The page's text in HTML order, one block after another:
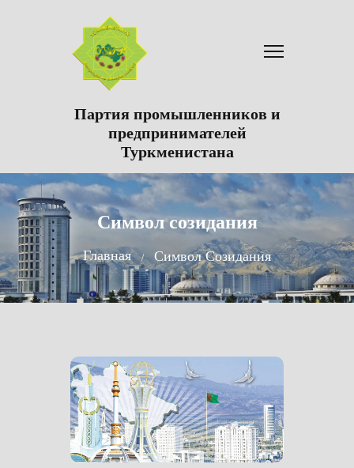
Партия промышленников и
предпринимателей
Туркменистана
Символ созидания
Главная Символ Созидания